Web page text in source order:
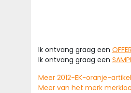
Ik ontvang graag een
Ik ontvang graag een
Meer 2012-EK-oranje-
Meer van het merk